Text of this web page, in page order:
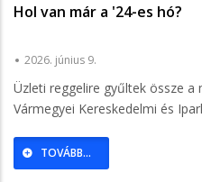
Hol van már a '24-es hó?
2026. június 9.
Üzleti reggelire gyűltek össze
Vármegyei Kereskedelmi és
TOVÁBB...